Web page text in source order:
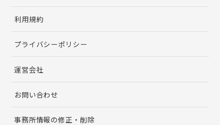
利用規約
プライバシーポリシー
運営会社
お問い合わせ
事務所情報の修正・削除